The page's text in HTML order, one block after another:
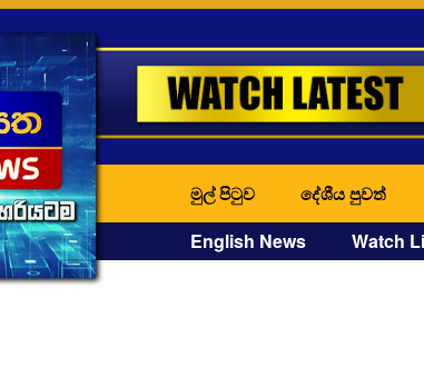
මුල් පිටුව දේශීය පුවත්
English News Watch